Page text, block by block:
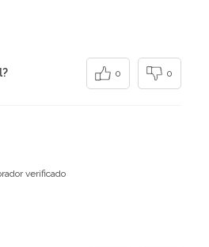
0 0
verificado